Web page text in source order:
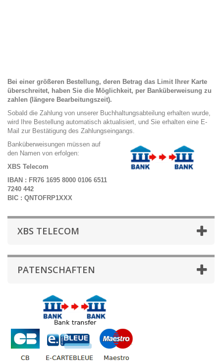
Bei einer größeren Bestellung, deren Betrag das Limit Ihrer Karte
überschreitet, haben Sie die Möglichkeit, per Banküberweisung zu
zahlen (längere Bearbeitungszeit).
Sobald die Zahlung von unserer Buchhaltungsabteilung erhalten wurde,
wird Ihre Bestellung automatisch aktualisiert, und Sie erhalten eine E-
Mail zur Bestätigung des Zahlungseingangs.
Banküberweisungen müssen auf
den Namen von erfolgen:
XBS Telecom
IBAN : FR76 1695 8000 0106 6511
7240 442
BIC : QNTOFRP1XXX
XBS TELECOM
PATENSCHAFTEN